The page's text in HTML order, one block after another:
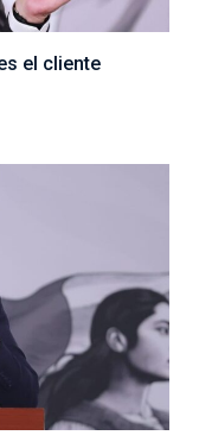
el cliente